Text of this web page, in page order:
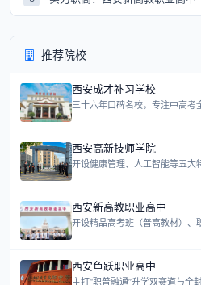
推荐院校
西安成才补习学校
三十六年口碑名校，专注中高考
西安高新技师学院
开设健康管理、人工智能等五大
西安新高教职业高中
开设精品高考班（普高教材）、
西安鱼跃职业高中
主打“职普融通”升学双赛道与全